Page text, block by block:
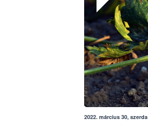
2022. március 30, szerda